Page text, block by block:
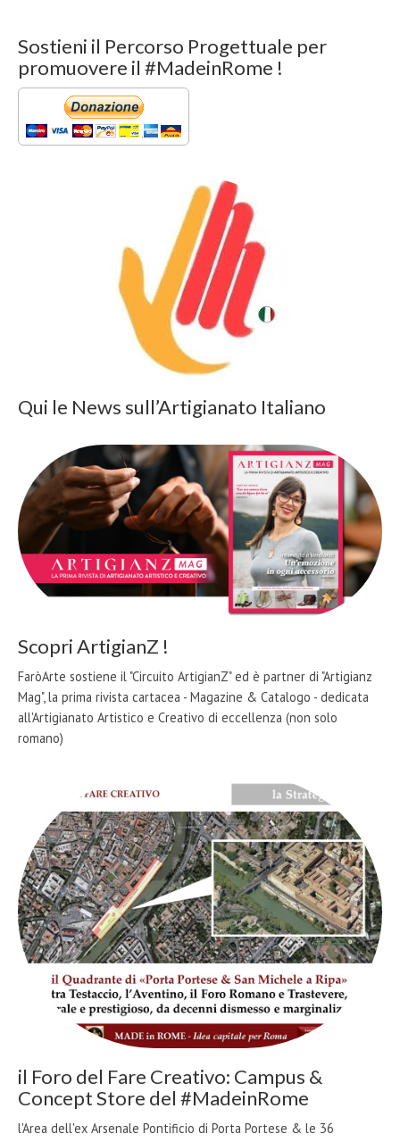
Sostieni il Percorso Progettuale per
promuovere il #MadeinRome !
Qui le News sull’Artigianato Italiano
Scopri ArtigianZ !
FaròArte sostiene il "Circuito ArtigianZ" ed è partner di "Artigianz
Mag", la prima rivista cartacea - Magazine & Catalogo - dedicata
all'Artigianato Artistico e Creativo di eccellenza (non solo
romano)
il Foro del Fare Creativo: Campus &
Concept Store del #MadeinRome
l'Area dell'ex Arsenale Pontificio di Porta Portese & le 36